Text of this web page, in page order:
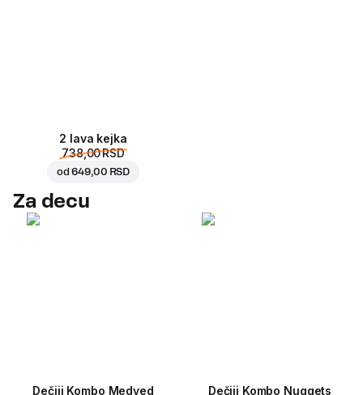
2 lava kejka
738,00 RSD
od649,00 RSD
Za decu
Dečiji Kombo Medved
Dečiji Kombo Nuggets